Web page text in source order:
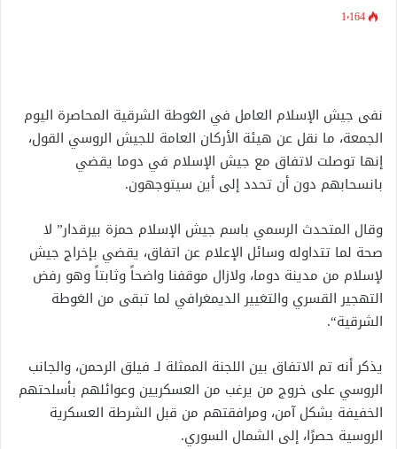
1٬164
نفى جيش الإسلام العامل في الغوطة الشرقية المحاصرة اليوم
الجمعة، ما نقل عن هيئة الأركان العامة للجيش الروسي القول،
إنها توصلت لاتفاق مع جيش الإسلام في دوما يقضي
بانسحابهم دون أن تحدد إلى أين سيتوجهون.
وقال المتحدث الرسمي باسم جيش الإسلام حمزة بيرقدار” لا
صحة لما تتداوله وسائل الإعلام عن اتفاق، يقضي بإخراج جيش
لإسلام من مدينة دوما، ولازال موقفنا واضحاً وثابتاً وهو رفض
التهجير القسري والتغيير الديمغرافي لما تبقى من الغوطة
الشرقية“.
يذكر أنه تم الاتفاق بين اللجنة الممثلة لـ فيلق الرحمن، والجانب
الروسي على خروج من يرغب من العسكريين وعوائلهم بأسلحتهم
الخفيفة بشكل آمن، ومرافقتهم من قبل الشرطة العسكرية
الروسية حصرًا، إلى الشمال السوري.